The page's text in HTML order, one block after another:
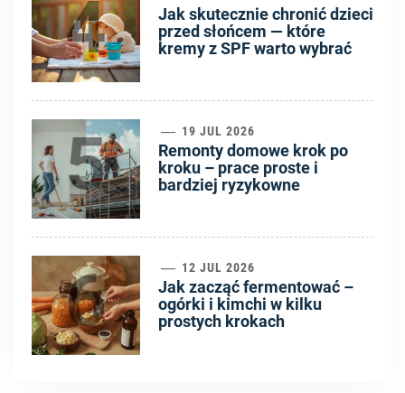
4
Jak skutecznie chronić dzieci
przed słońcem — które
kremy z SPF warto wybrać
5 19 JUL 2026
Remonty domowe krok po
kroku – prace proste i
bardziej ryzykowne
6 12 JUL 2026
Jak zacząć fermentować –
ogórki i kimchi w kilku
prostych krokach